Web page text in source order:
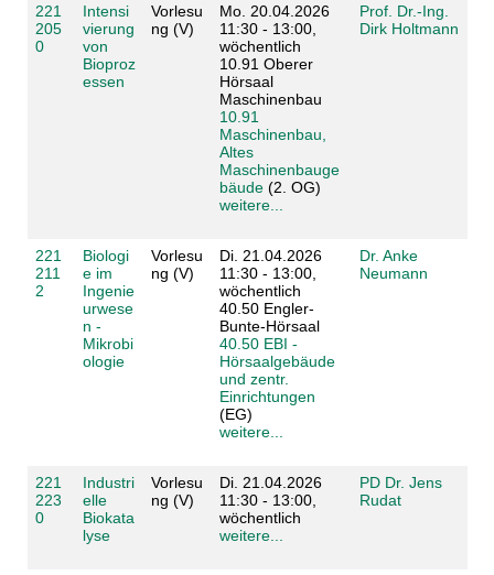
221
205
0
Intensi
vierung
von
Bioproz
essen
Vorlesu
ng (V)
Mo. 20.04.2026
11:30 - 13:00,
wöchentlich
10.91 Oberer
Hörsaal
Maschinenbau
10.91
Maschinenbau,
Altes
Maschinenbauge
bäude(2. OG)
weitere...
Prof. Dr.-Ing.
Dirk Holtmann
221
211
2
Biologi
e im
Ingenie
urwese
n -
Mikrobi
ologie
Vorlesu
ng (V)
Di. 21.04.2026
11:30 - 13:00,
wöchentlich
40.50 Engler-
Bunte-Hörsaal
40.50 EBI -
Hörsaalgebäude
und zentr.
Einrichtungen
(EG)
weitere...
Dr. Anke
Neumann
221
223
0
Industri
elle
Biokata
lyse
Vorlesu
ng (V)
Di. 21.04.2026
11:30 - 13:00,
wöchentlich
weitere...
PD Dr. Jens
Rudat